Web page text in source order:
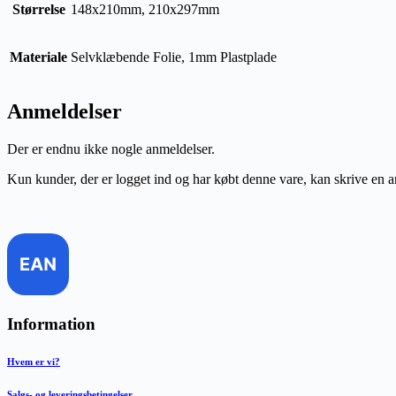
Størrelse 148x210mm, 210x297mm
Materiale Selvklæbende Folie, 1mm Plastplade
Anmeldelser
Der er endnu ikke nogle anmeldelser.
Kun kunder, der er logget ind og har købt denne vare, kan skrive en
Information
Hvem er vi?